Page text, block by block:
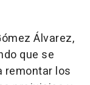
Álvarez,
que se
remontar los